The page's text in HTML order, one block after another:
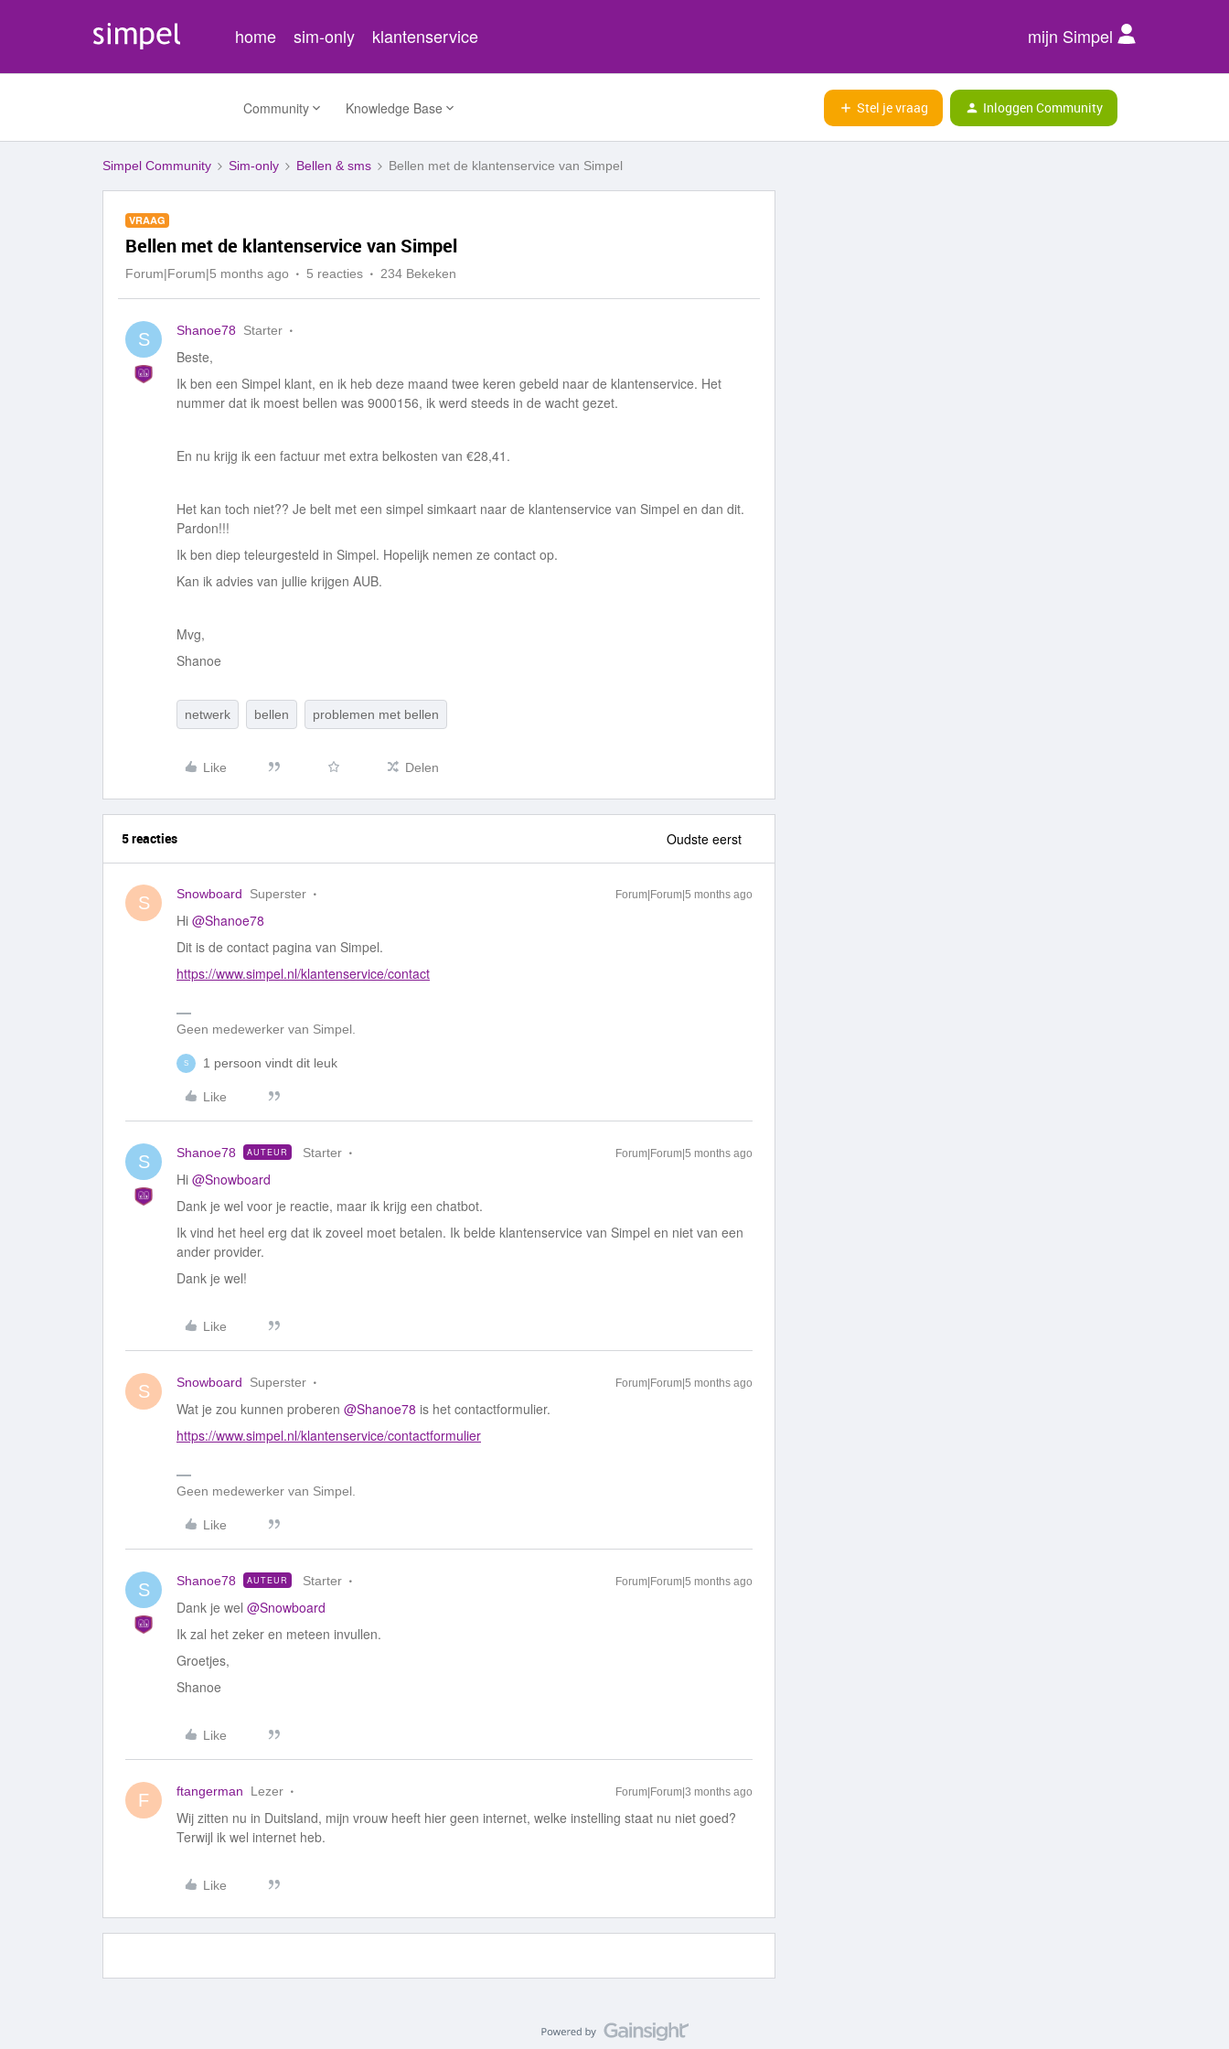
home sim-only klantenservice mijn Simpel
Community Knowledge Base Stel je vraag Inloggen Community
Simpel Community Sim-only Bellen & sms Bellen met de klantenservice van Simpel
VRAAG
Bellen met de klantenservice van Simpel
Forum|Forum|5 months ago 5 reacties 234 Bekeken
S Shanoe78 Starter
Beste,
Ik ben een Simpel klant, en ik heb deze maand twee keren gebeld naar de klantenservice. Het
nummer dat ik moest bellen was 9000156, ik werd steeds in de wacht gezet.
En nu krijg ik een factuur met extra belkosten van €28,41.
Het kan toch niet?? Je belt met een simpel simkaart naar de klantenservice van Simpel en dan dit.
Pardon!!!
Ik ben diep teleurgesteld in Simpel. Hopelijk nemen ze contact op.
Kan ik advies van jullie krijgen AUB.
Mvg,
Shanoe
netwerk bellen problemen met bellen
Like Delen
5 reacties Oudste eerst
S Snowboard Superster Forum|Forum|5 months ago
Hi ​ @Shanoe78
Dit is de contact pagina van Simpel.
https://www.simpel.nl/klantenservice/contact
Geen medewerker van Simpel.
S 1 persoon vindt dit leuk
Like
S Shanoe78 AUTEUR Starter Forum|Forum|5 months ago
Hi ​ @Snowboard
Dank je wel voor je reactie, maar ik krijg een chatbot.
Ik vind het heel erg dat ik zoveel moet betalen. Ik belde klantenservice van Simpel en niet van een
ander provider.
Dank je wel!
Like
S Snowboard Superster Forum|Forum|5 months ago
Wat je zou kunnen proberen ​ @Shanoe78 is het contactformulier.
https://www.simpel.nl/klantenservice/contactformulier
Geen medewerker van Simpel.
Like
S Shanoe78 AUTEUR Starter Forum|Forum|5 months ago
Dank je wel ​ @Snowboard
Ik zal het zeker en meteen invullen.
Groetjes,
Shanoe
Like
F ftangerman Lezer Forum|Forum|3 months ago
Wij zitten nu in Duitsland, mijn vrouw heeft hier geen internet, welke instelling staat nu niet goed?
Terwijl ik wel internet heb.
Like